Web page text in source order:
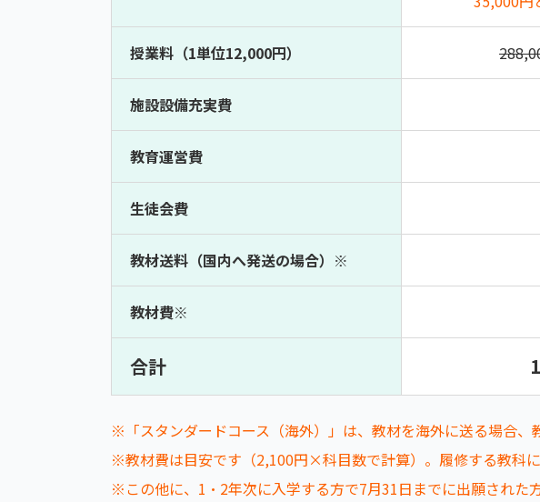
授業料（1単位12,000円）
施設設備充実費
教育運営費
生徒会費
教材送料（国内へ発送の場合）※
教材費※
合計
※「スタンダードコース（海外）」は、教材を海外に送る場合、
※教材費は目安です（2,100円×科目数で計算）。履修する教科に
※この他に、1・2年次に入学する方で7月31日までに出願された